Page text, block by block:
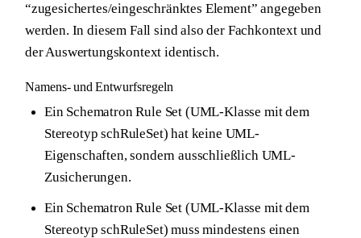
“zugesichertes/eingeschränktes Element” angegeben
werden. In diesem Fall sind also der Fachkontext und
der Auswertungskontext identisch.
Namens- und Entwurfsregeln
Ein Schematron Rule Set (UML-Klasse mit dem
Stereotyp schRuleSet) hat keine UML-
Eigenschaften, sondern ausschließlich UML-
Zusicherungen.
Ein Schematron Rule Set (UML-Klasse mit dem
Stereotyp schRuleSet) muss mindestens einen